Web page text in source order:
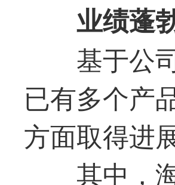
业绩蓬
基于公
已有多个产
方面取得进
其中，